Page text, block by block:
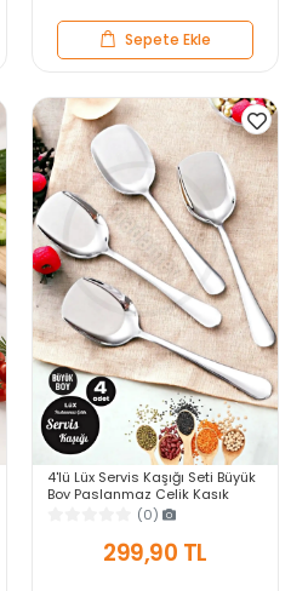
Sepete Ekle
4'lü Lüx Servis Kaşığı Seti Büyük
Boy Paslanmaz Çelik Kaşık
Salata Yemek Mutfak Kaşığı
(0)
299,90 TL